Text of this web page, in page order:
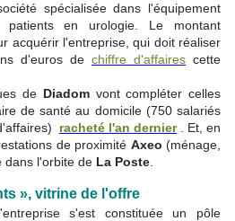
spécialisée dans l'équipement
en urologie. Le montant
acquérir l'entreprise, qui doit réaliser
d'euros de chiffre d'affaires cette
de Diadomvont compléter celles
de santé au domicile (750 salariés
racheté l'an dernier. Et, en
de proximité Axeo (ménage,
dans l'orbite de La Poste
», vitrine de l'offre
s'est constituée un pôle